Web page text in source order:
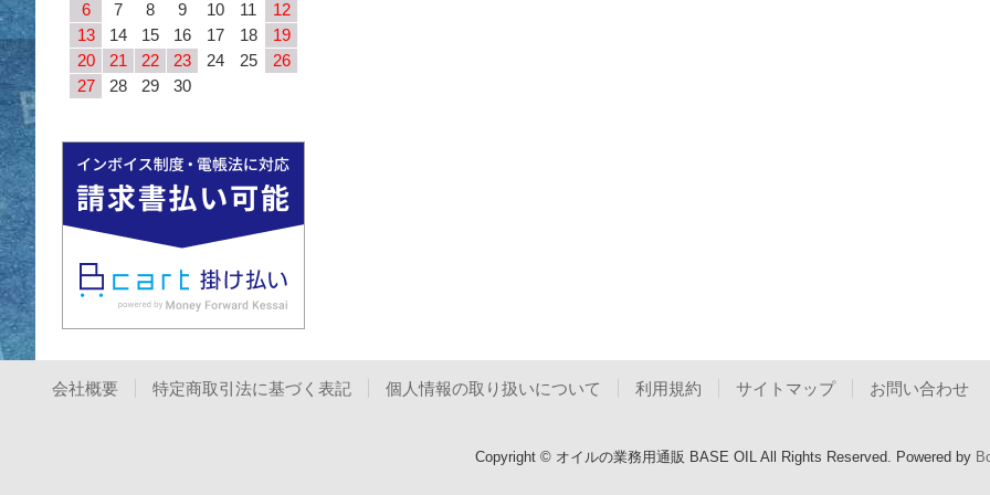
6 7 8 9 10 11
12
13
14 15 16 17 18
19
20
21 22 23 24 25
26
27
28 29 30
会社概要 特定商取引法に基づく表記 個人情報の取り扱いについて 利用規約 サイトマップ お問い合わせ
Copyright © オイルの業務用通販 BASE OIL All Rights Reserved. Powered by